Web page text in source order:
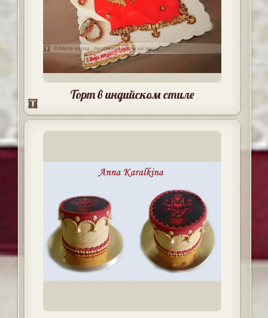
Торт в индийском стиле